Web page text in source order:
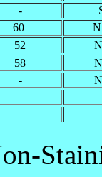
-
60
52
58
-